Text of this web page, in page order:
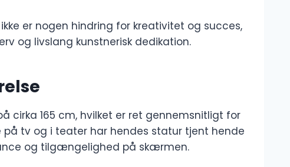
er nogen hindring for kreativitet og succes,
og livslang kunstnerisk dedikation.
cirka 165 cm, hvilket er ret gennemsnitligt for
på tv og i teater har hendes statur tjent hende
og tilgængelighed på skærmen.